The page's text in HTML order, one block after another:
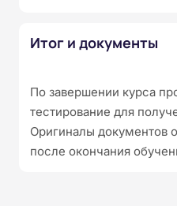
Итог и документы
По завершении курса
тестирование для
Оригиналы документов
после окончания